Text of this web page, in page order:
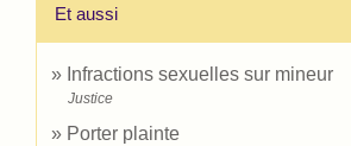
Et aussi
Infractions sexuelles sur mineur
Justice
Porter plainte